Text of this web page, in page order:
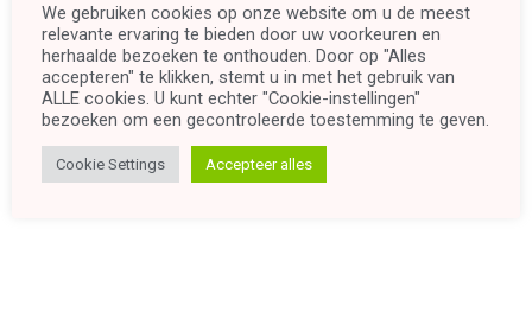
We gebruiken cookies op onze website om u de meest
relevante ervaring te bieden door uw voorkeuren en
herhaalde bezoeken te onthouden. Door op "Alles
accepteren" te klikken, stemt u in met het gebruik van
ALLE cookies. U kunt echter "Cookie-instellingen"
bezoeken om een ​​gecontroleerde toestemming te geven.
Cookie Settings Accepteer alles